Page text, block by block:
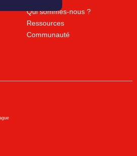
Qui sommes-nous ?
Ressources
Communauté